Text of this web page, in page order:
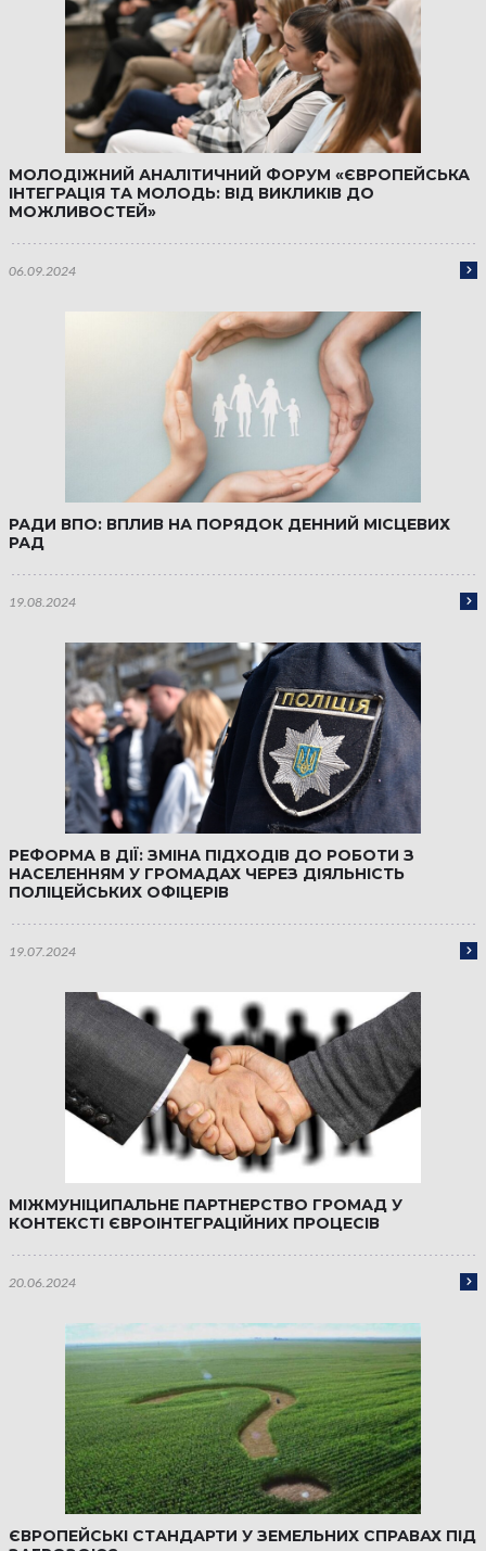
МОЛОДІЖНИЙ АНАЛІТИЧНИЙ ФОРУМ «ЄВРОПЕЙСЬКА
ІНТЕГРАЦІЯ ТА МОЛОДЬ: ВІД ВИКЛИКІВ ДО
МОЖЛИВОСТЕЙ»
06.09.2024
РАДИ ВПО: ВПЛИВ НА ПОРЯДОК ДЕННИЙ МІСЦЕВИХ
РАД
19.08.2024
РЕФОРМА В ДІЇ: ЗМІНА ПІДХОДІВ ДО РОБОТИ З
НАСЕЛЕННЯМ У ГРОМАДАХ ЧЕРЕЗ ДІЯЛЬНІСТЬ
ПОЛІЦЕЙСЬКИХ ОФІЦЕРІВ
19.07.2024
МІЖМУНІЦИПАЛЬНЕ ПАРТНЕРСТВО ГРОМАД У
КОНТЕКСТІ ЄВРОІНТЕГРАЦІЙНИХ ПРОЦЕСІВ
20.06.2024
ЄВРОПЕЙСЬКІ СТАНДАРТИ У ЗЕМЕЛЬНИХ СПРАВАХ ПІД